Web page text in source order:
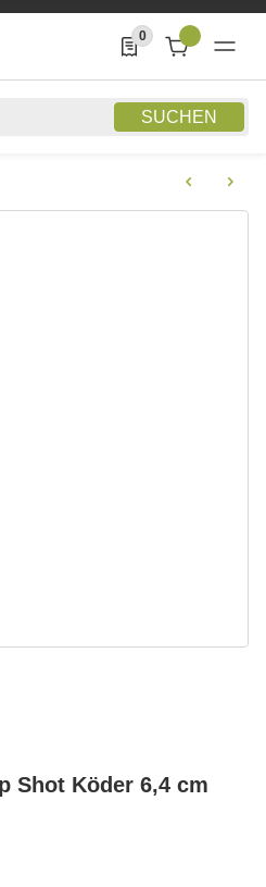
SUCHEN
0
0 Produkte in der
Shot Köder 6,4 cm